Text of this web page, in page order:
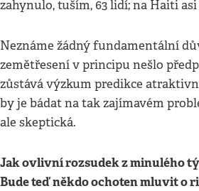
zahynulo, tuším, 63 lidí; na Haiti asi
Neznáme žádný fundamentální
zemětřesení v principu nešlo
zůstává výzkum predikce
by je bádat na tak zajímavém
ale skeptická.
Jak ovlivní rozsudek z minulého
Bude teď někdo ochoten mluvit o